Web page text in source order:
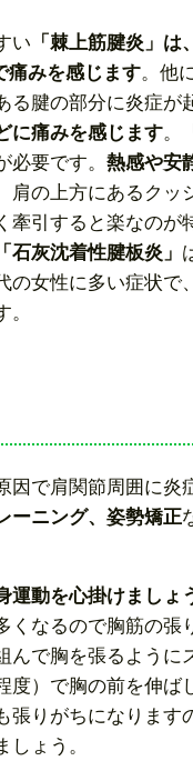
い 「棘上筋腱炎」は
痛みを感じます。他
腱の部分に炎症が
に痛みを感じます。
要です。 熱感や安
肩の上方にあるクッ
引すると楽なのが
灰沈着性腱板炎」
女性に多い症状で
因で肩関節周囲に炎
ーニング、姿勢矯正
運動を心掛けましょ
くなるので胸筋の張
んで胸を張るように
度）で胸の前を伸ば
張りがちになります
ょう。